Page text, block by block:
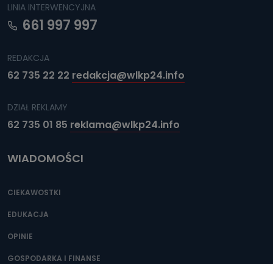
LINIA INTERWENCYJNA
661 997 997
REDAKCJA
62 735 22 22 redakcja@wlkp24.info
DZIAŁ REKLAMY
62 735 01 85 reklama@wlkp24.info
WIADOMOŚCI
CIEKAWOSTKI
EDUKACJA
OPINIE
GOSPODARKA I FINANSE